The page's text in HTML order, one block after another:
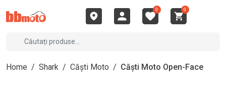
0 0
Home / Shark / Căști Moto / Căști Moto Open-Face